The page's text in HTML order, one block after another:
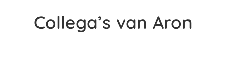
Collega’s van Aron